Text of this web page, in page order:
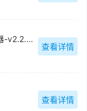
鑫河QQ全自动无限加好友神器-v2.2.3.6
查看详情
查看详情